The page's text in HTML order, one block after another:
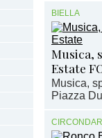
BIELLA
Musica,
Estate
Musica,
Piazza